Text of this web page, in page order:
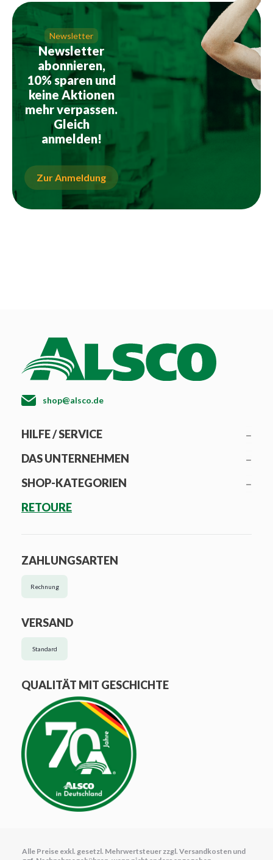
Newsletter
Newsletter
abonnieren,
10% sparen und
keine Aktionen
mehr verpassen.
Gleich
anmelden!
Zur Anmeldung
shop@alsco.de
HILFE / SERVICE
DAS UNTERNEHMEN
SHOP-KATEGORIEN
RETOURE
ZAHLUNGSARTEN
Rechnung
VERSAND
Standard
QUALITÄT MIT GESCHICHTE
Alle Preise exkl. gesetzl. Mehrwertsteuer zzgl. Versandkosten und